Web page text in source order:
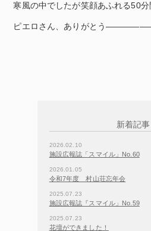
寒風の中でしたが笑顔あふれる50分
ピエロさん、ありがとう
新着記事
2026.02.10
施設広報誌「スマイル」No.60
2026.01.05
令和7年度 村山荘忘年会
2025.07.23
施設広報誌『スマイル」No.59
2025.07.23
花壇ができました！